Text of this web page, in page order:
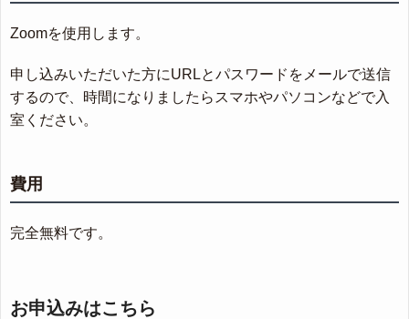
Zoomを使用します。
申し込みいただいた方にURLとパスワードをメールで送信
するので、時間になりましたらスマホやパソコンなどで入
室ください。
費用
完全無料です。
お申込みはこちら